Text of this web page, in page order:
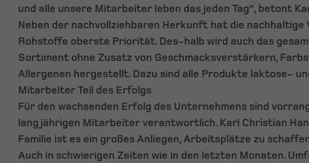
und alle unsere Mitarbeiter leben das jeden Tag“, betont
Neben der nachvollziehbaren Herkunft hat die
Rohstoffe oberste Priorität. Des-halb wird auch das
Sortiment ohne Zusatz von Geschmacksverstärkern,
Allergenen hergestellt. Dazu sind alle Produkte laktose-
Mitarbeiter Teil des Erfolgs
Für den wachsenden Erfolg des Unternehmens sind
langjährigen Mitarbeiter verantwortlich. Karl Christian
Familie ist es ein großes Anliegen, Arbeitsplätze zu
Auch in schwierigen Zeiten wie in den letzten Monaten.